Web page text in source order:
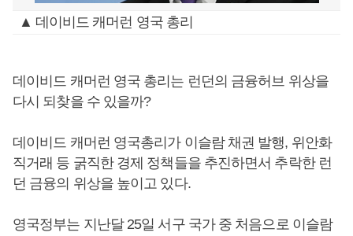
▲ 데이비드 캐머런 영국 총리
데이비드 캐머런 영국 총리는 런던의 금융허브 위상을
다시 되찾을 수 있을까?
데이비드 캐머런 영국총리가 이슬람 채권 발행, 위안화
직거래 등 굵직한 경제 정책들을 추진하면서 추락한 런
던 금융의 위상을 높이고 있다.
영국정부는 지난달 25일 서구 국가 중 처음으로 이슬람